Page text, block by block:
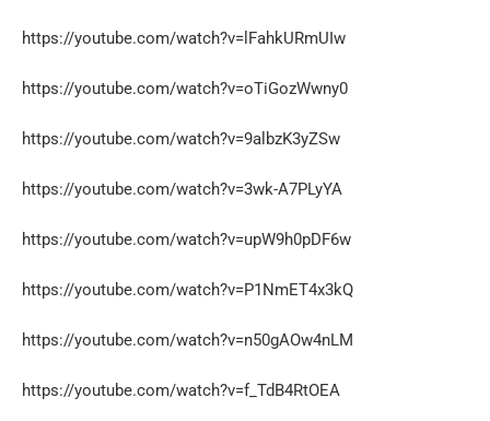
https://youtube.com/watch?v=lFahkURmUIw
https://youtube.com/watch?v=oTiGozWwny0
https://youtube.com/watch?v=9albzK3yZSw
https://youtube.com/watch?v=3wk-A7PLyYA
https://youtube.com/watch?v=upW9h0pDF6w
https://youtube.com/watch?v=P1NmET4x3kQ
https://youtube.com/watch?v=n50gAOw4nLM
https://youtube.com/watch?v=f_TdB4RtOEA